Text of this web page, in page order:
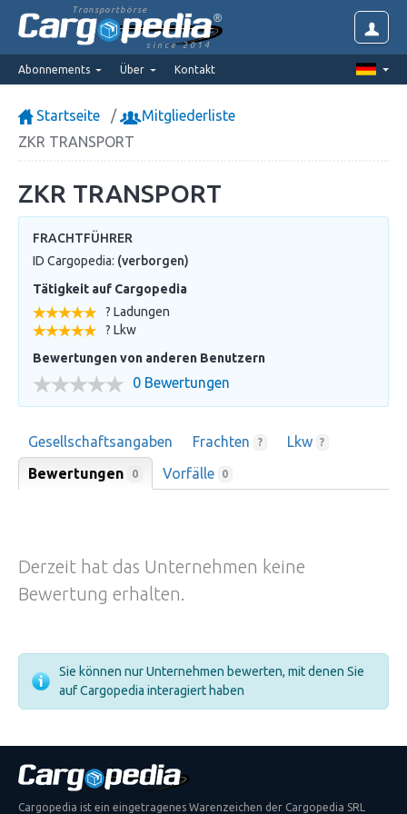
Transportbörse
since 2014
Abonnements Über Kontakt
Startseite
Mitgliederliste
ZKR TRANSPORT
ZKR TRANSPORT
FRACHTFÜHRER
ID Cargopedia: (verborgen)
Tätigkeit auf Cargopedia
? Ladungen
? Lkw
Bewertungen von anderen Benutzern
0 Bewertungen
Gesellschaftsangaben Frachten ? Lkw ?
Bewertungen 0 Vorfälle 0
Derzeit hat das Unternehmen keine
Bewertung erhalten.
Sie können nur Unternehmen bewerten, mit denen Sie
auf Cargopedia interagiert haben
Cargopedia ist ein eingetragenes Warenzeichen der Cargopedia SRL